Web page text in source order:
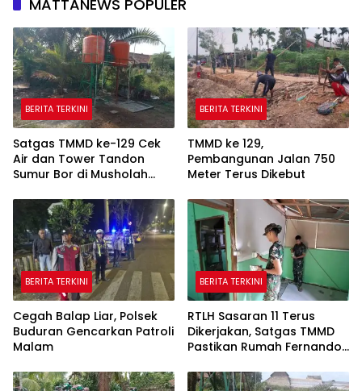
MATTANEWS POPULER
BERITA TERKINI
Satgas TMMD ke-129 Cek
Air dan Tower Tandon
Sumur Bor di Musholah
BERITA TERKINI
TMMD ke 129,
Pembangunan Jalan 750
Meter Terus Dikebut
BERITA TERKINI
Cegah Balap Liar, Polsek
Buduran Gencarkan Patroli
Malam
BERITA TERKINI
RTLH Sasaran 11 Terus
Dikerjakan, Satgas TMMD
Pastikan Rumah Fernando